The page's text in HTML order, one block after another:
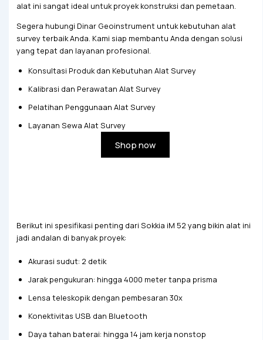
alat ini sangat ideal untuk proyek konstruksi dan pemetaan.
Segera hubungi Dinar Geoinstrument untuk kebutuhan alat
survey terbaik Anda. Kami siap membantu Anda dengan solusi
yang tepat dan layanan profesional.
Konsultasi Produk dan Kebutuhan Alat Survey
Kalibrasi dan Perawatan Alat Survey
Pelatihan Penggunaan Alat Survey
Layanan Sewa Alat Survey
Shop now
Berikut ini spesifikasi penting dari Sokkia iM 52 yang bikin alat ini
jadi andalan di banyak proyek:
Akurasi sudut: 2 detik
Jarak pengukuran: hingga 4000 meter tanpa prisma
Lensa teleskopik dengan pembesaran 30x
Konektivitas USB dan Bluetooth
Daya tahan baterai: hingga 14 jam kerja nonstop